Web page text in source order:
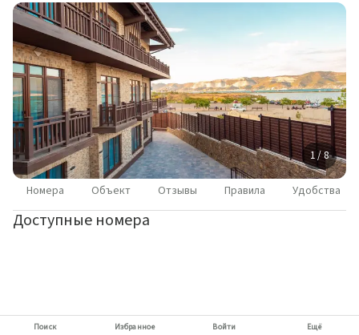
1 / 8
Номера Объект Отзывы Правила Удобства
Доступные номера
Поиск Избранное Войти Ещё